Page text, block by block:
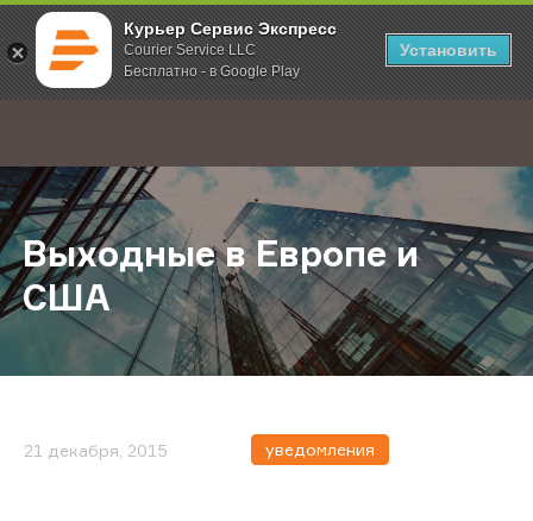
Курьер Сервис Экспресс
Courier Service LLC
Бесплатно - в Google Play
Установить
; Главная О компании Новости Выходные в Европе и США
Выходные в Европе и
США
21 декабря, 2015 уведомления